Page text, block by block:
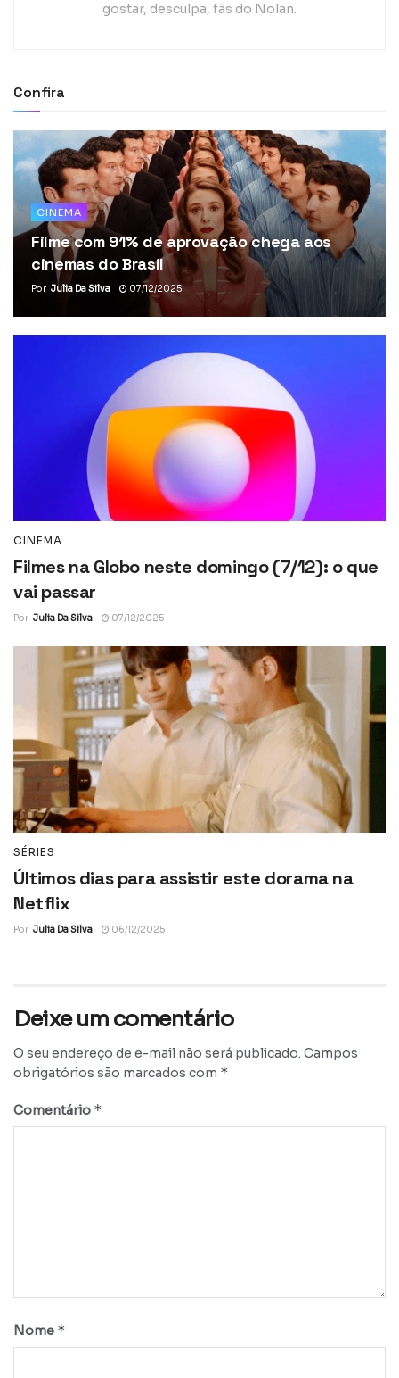
gostar, desculpa, fãs do Nolan.
Confira
CINEMA
Filme com 91% de aprovação chega aos
cinemas do Brasil
Por Julia Da Silva 07/12/2025
CINEMA
Filmes na Globo neste domingo (7/12): o que
vai passar
Por Julia Da Silva 07/12/2025
SÉRIES
Últimos dias para assistir este dorama na
Netflix
Por Julia Da Silva 06/12/2025
Deixe um comentário
O seu endereço de e-mail não será publicado. Campos
obrigatórios são marcados com *
Comentário *
Nome *